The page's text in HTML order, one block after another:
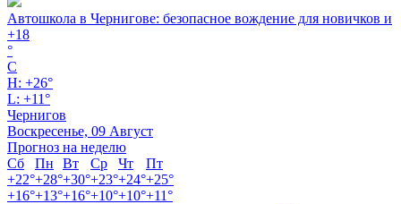
Автошкола в Чернигове: безопасное вождение для новичков и
+18
°
C
H: +26°
L: +11°
Чернигов
Воскресенье, 09 Август
Прогноз на неделю
Сб
Пн Вт Ср Чт
Пт
+22°+28°+30°+23°+24°+25°
+16°+13°+16°+10°+10°+11°